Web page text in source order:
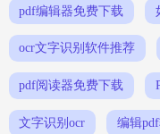
pdf编辑器免费下载
ocr文字识别软件推荐
pdf阅读器免费下载
文字识别ocr 编辑